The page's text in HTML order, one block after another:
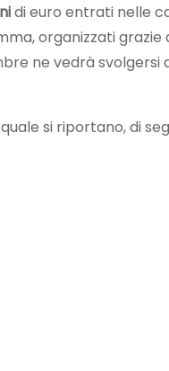
di euro entrati nelle
organizzati
ne vedrà
si riportano, di